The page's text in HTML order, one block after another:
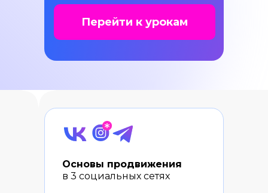
Перейти к урокам
Основы продвижения
в 3 социальных сетях